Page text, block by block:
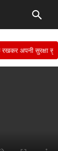
अपनी सुरक्षा